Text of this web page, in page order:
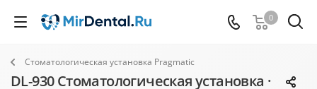
0
Стоматологическая установка Pragmatic
DL-930 Стоматологическая установка ·